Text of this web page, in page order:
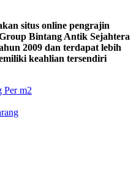
situs online pengrajin
Bintang Antik Sejahtera
2009 dan terdapat lebih
keahlian tersendiri
Per m2